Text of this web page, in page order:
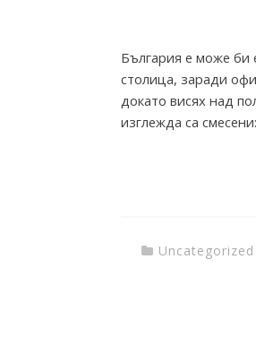
a
c
България е може би
столица, заради
докато висях над
изглежда са
Uncategorized